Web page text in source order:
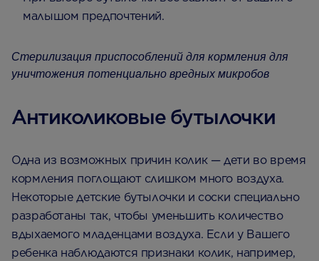
малышом предпочтений.
Стерилизация приспособлений для кормления для
уничтожения потенциально вредных микробов
Антиколиковые бутылочки
Одна из возможных причин колик — дети во время
кормления поглощают слишком много воздуха.
Некоторые детские бутылочки и соски специально
разработаны так, чтобы уменьшить количество
вдыхаемого младенцами воздуха. Если у Вашего
ребенка наблюдаются признаки колик, например,